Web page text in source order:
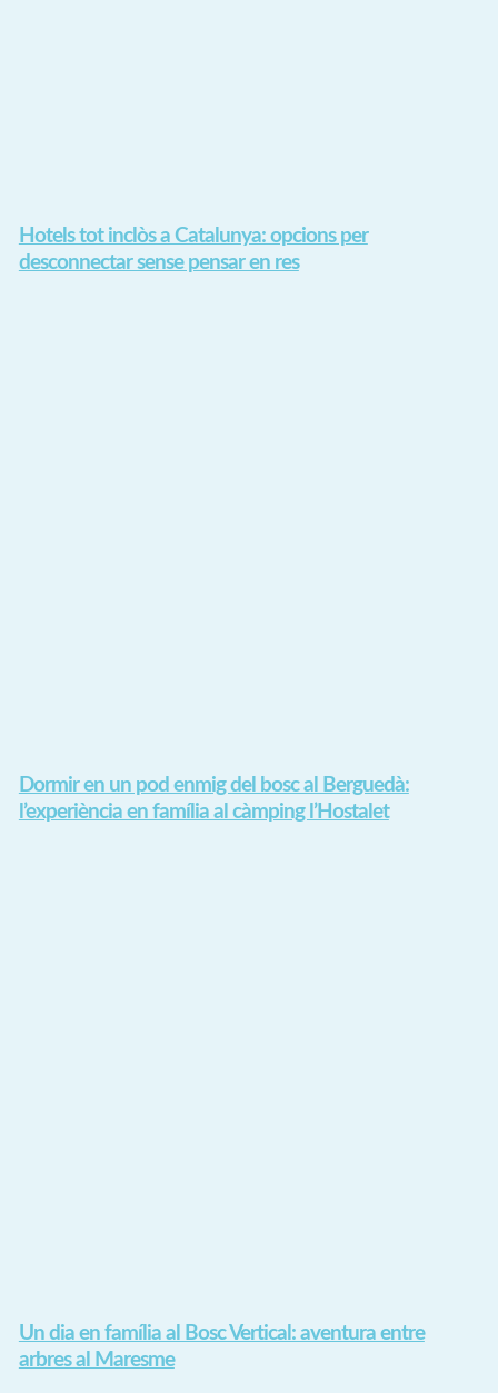
Hotels tot inclòs a Catalunya: opcions per
desconnectar sense pensar en res
Dormir en un pod enmig del bosc al Berguedà:
l’experiència en família al càmping l’Hostalet
Un dia en família al Bosc Vertical: aventura entre
arbres al Maresme